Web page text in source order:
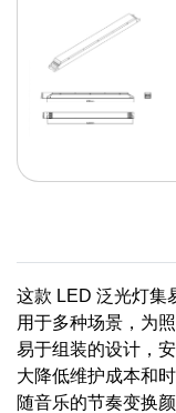
这款 LED 泛光灯集
用于多种场景，为
易于组装的设计，
大降低维护成本和
随音乐的节奏变换